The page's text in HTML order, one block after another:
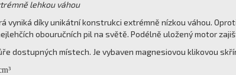
lehkou váhou
vyniká díky unikátní konstrukci extrémně nízkou váhou.
obouručních pil na světě. Podélně uložený motor
dostupných místech. Je vybaven magnesiovou klikovou